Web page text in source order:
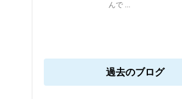
んで ...
過去のブログ